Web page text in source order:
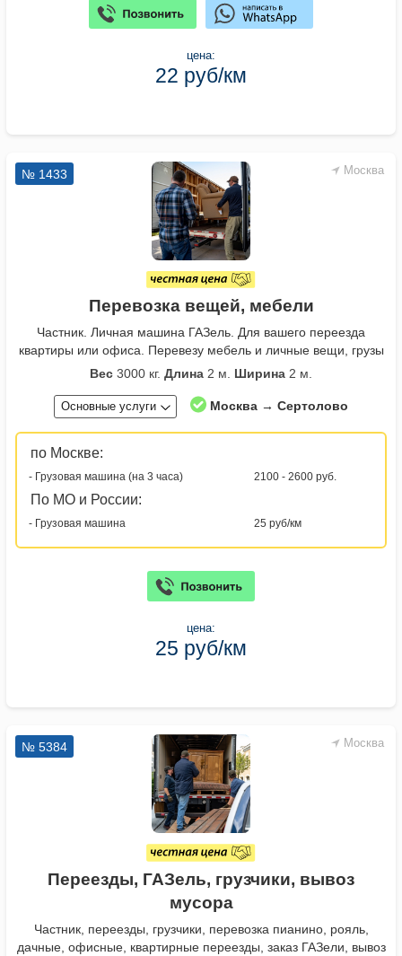
цена:
22 руб/км
Москва
№ 1433
Перевозка вещей, мебели
Частник. Личная машина ГАЗель. Для вашего переезда
квартиры или офиса. Перевезу мебель и личные вещи, грузы
Вес 3000 кг. Длина 2 м. Ширина 2 м.
Основные услуги Москва → Сертолово
по Москве:
- Грузовая машина (на 3 часа) 2100 - 2600 руб.
По МО и России:
- Грузовая машина 25 руб/км
цена:
25 руб/км
Москва
№ 5384
Переезды, ГАЗель, грузчики, вывоз
мусора
Частник, переезды, грузчики, перевозка пианино, рояль,
дачные, офисные, квартирные переезды, заказ ГАЗели, вывоз